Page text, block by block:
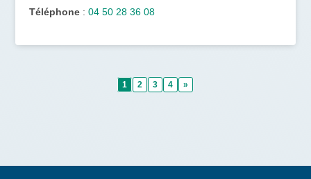
Téléphone : 04 50 28 36 08
1 2 3 4 »